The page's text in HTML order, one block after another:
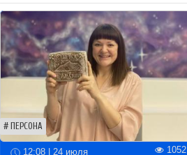
ПЕРСОНА
12:08 | 24 июля 1052